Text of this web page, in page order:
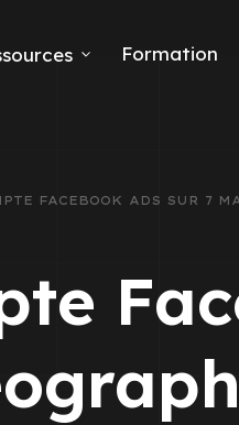
Formation
FACEBOOK ADS SUR 7